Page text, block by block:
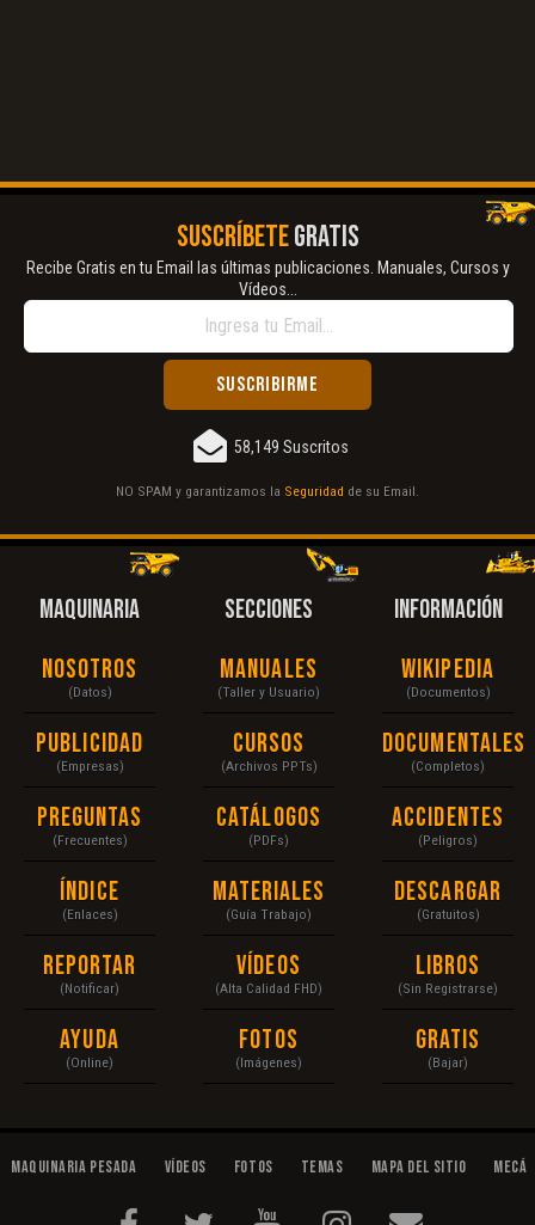
SUSCRÍBETEGRATIS
Recibe Gratis en tu Email las últimas publicaciones. Manuales, Cursos y
Vídeos...
58,149 Suscritos
NO SPAM y garantizamos la Seguridad de su Email.
MAQUINARIA
Nosotros
(Datos)
Publicidad
(Empresas)
Preguntas
(Frecuentes)
Índice
(Enlaces)
Reportar
(Notificar)
Ayuda
(Online)
SECCIONES
Manuales
(Taller y Usuario)
Cursos
(Archivos PPTs)
Catálogos
(PDFs)
Materiales
(Guía Trabajo)
Vídeos
(Alta Calidad FHD)
Fotos
(Imágenes)
INFORMACIÓN
Wikipedia
(Documentos)
Documentales
(Completos)
Accidentes
(Peligros)
Descargar
(Gratuitos)
Libros
(Sin Registrarse)
Gratis
(Bajar)
Maquinaria Pesada Vídeos Fotos Temas Mapa del Sitio